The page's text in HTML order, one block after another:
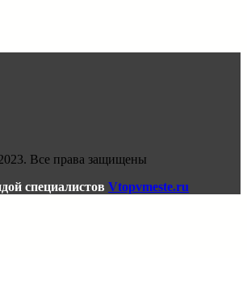
Все права защищены
специалистов Vtopvmeste.ru